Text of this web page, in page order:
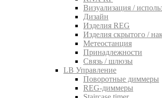
Визуализация /
Дизайн
Изделия REG
Изделия скрытого /
Метеостанция
Принадлежности
Связь / шлюзы
LB Управление
Поворотные диммеры
REG-диммеры